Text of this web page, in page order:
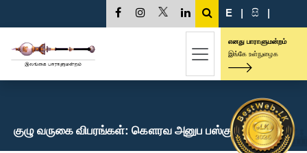
E | සි |
எனது பாராளுமன்றம்
இங்கே உள்நுழைக
குழு வருகை விபரங்கள்: கௌரவ அனுப பஸ்குவல், பா.உ.